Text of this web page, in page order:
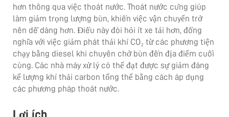
hơn thông qua việc thoát nước. Thoát nước cũng giúp
làm giảm trọng lượng bùn, khiến việc vận chuyển trở
nên dễ dàng hơn. Điều này đòi hỏi ít xe tải hơn, đồng
nghĩa với việc giảm phát thải khí CO₂ từ các phương tiện
chạy bằng diesel khi chuyên chở bùn đến địa điểm cuối
cùng. Các nhà máy xử lý có thể đạt được sự giảm đáng
kể lượng khí thải carbon tổng thể bằng cách áp dụng
các phương pháp thoát nước.
Lợi ích